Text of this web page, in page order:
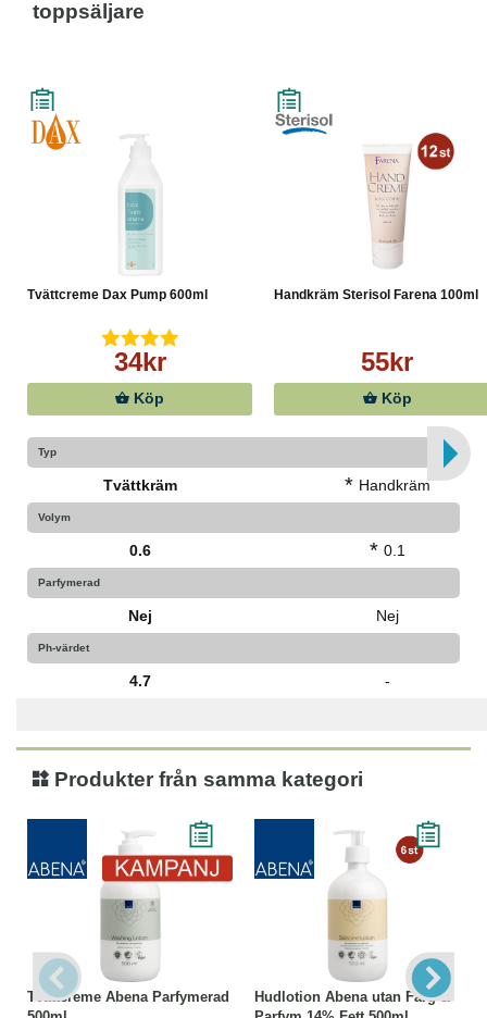
toppsäljare
Tvättcreme Dax Pump 600ml
34kr
Köp
Handkräm Sterisol Farena 100ml
55kr
Köp
Typ
Tvättkräm * Handkräm
Volym
0.6 * 0.1
Parfymerad
Nej Nej
Ph-värdet
4.7 -
Produkter från samma kategori
Tvättcreme Abena Parfymerad
Hudlotion Abena utan Färg &